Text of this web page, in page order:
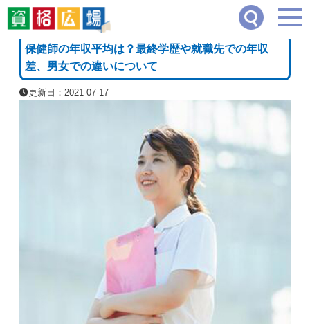
資格広場≫ 健康・ボディケア系 保健師の年収平均は？最終学歴や就職先での年収
[PR]
保健師の年収平均は？最終学歴や就職先での年収
差、男女での違いについて
更新日：2021-07-17